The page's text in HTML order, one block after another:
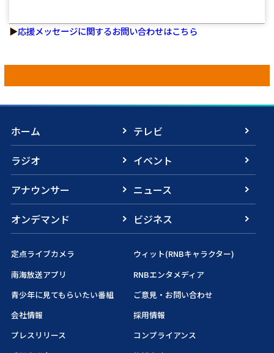
▶応援メッセージに関するお問い合わせはこちら
ホーム
テレビ
ラジオ
イベント
アナウンサー
ニュース
オンデマンド
ビジネス
定点ライブカメラ
ウィット(RNBキャラクター)
南海放送アプリ
RNBエンタメディア
青少年に見てもらいたい番組
ご意見・お問い合わせ
会社情報
採用情報
プレスリリース
コンプライアンス